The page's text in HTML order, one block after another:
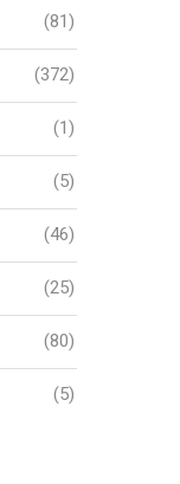
(81)
(372)
(1)
(5)
(46)
(25)
(80)
(5)